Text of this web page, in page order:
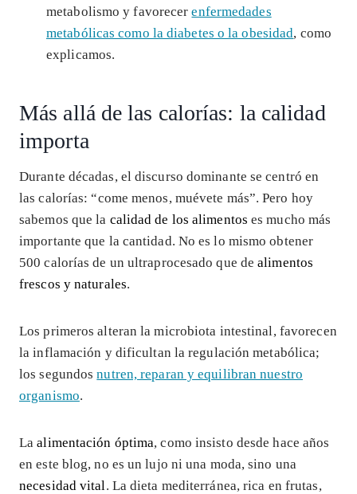
metabolismo y favorecerenfermedades
metabólicas como la diabetes o la obesidad, como
explicamos.
Más allá de las calorías: la calidad
importa
Durante décadas, el discurso dominante se centró en
las calorías: “come menos, muévete más”. Pero hoy
sabemos que la calidad de los alimentos es mucho más
importante que la cantidad. No es lo mismo obtener
500 calorías de un ultraprocesado que dealimentos
frescos y naturales.
Los primeros alteran la microbiota intestinal, favorecen
la inflamación y dificultan la regulación metabólica;
los segundosnutren, reparan y equilibran nuestro
organismo.
Laalimentación óptima, como insisto desde hace años
en este blog, no es un lujo ni una moda, sino una
necesidad vital . La dieta mediterránea, rica en frutas,